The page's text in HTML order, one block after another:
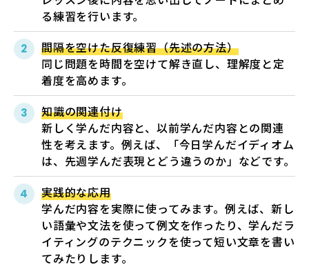
る練習を行います。
間隔を空けた反復練習（先述の方法）
同じ問題を時間を空けて解き直し、理解度と定
着度を高めます。
知識の関連付け
新しく学んだ内容と、以前学んだ内容との関連
性を考えます。例えば、「今日学んだイディオム
は、先週学んだ表現とどう違うのか」などです。
実践的な応用
学んだ内容を実際に使ってみます。例えば、新し
い語彙や文法を使って例文を作ったり、学んだラ
イティングのテクニックを使って短い文章を書い
てみたりします。